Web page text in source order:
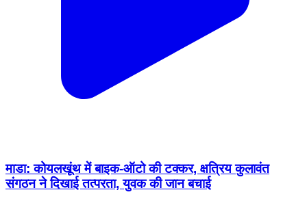
माडा: कोयलखूंथ में बाइक-ऑटो की टक्कर, क्षत्रिय कुलावंत
संगठन ने दिखाई तत्परता, युवक की जान बचाई